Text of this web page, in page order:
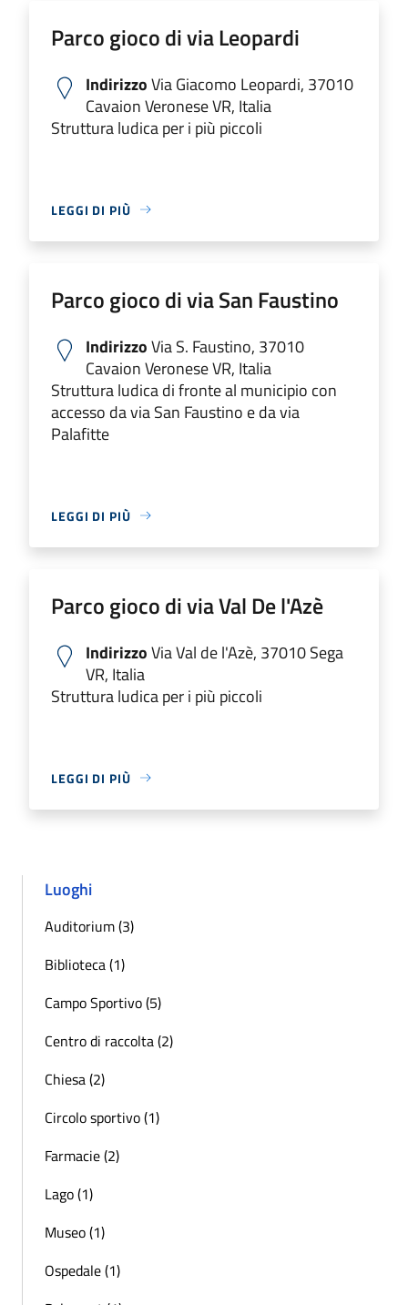
Parco gioco di via Leopardi
IndirizzoVia Giacomo Leopardi, 37010
Cavaion Veronese VR, Italia
Struttura ludica per i più piccoli
LEGGI DI PIÙ
Parco gioco di via San Faustino
IndirizzoVia S. Faustino, 37010
Cavaion Veronese VR, Italia
Struttura ludica di fronte al municipio con
accesso da via San Faustino e da via
Palafitte
LEGGI DI PIÙ
Parco gioco di via Val De l'Azè
IndirizzoVia Val de l'Azè, 37010 Sega
VR, Italia
Struttura ludica per i più piccoli
LEGGI DI PIÙ
Luoghi
Auditorium (3)
Biblioteca (1)
Campo Sportivo (5)
Centro di raccolta (2)
Chiesa (2)
Circolo sportivo (1)
Farmacie (2)
Lago (1)
Museo (1)
Ospedale (1)